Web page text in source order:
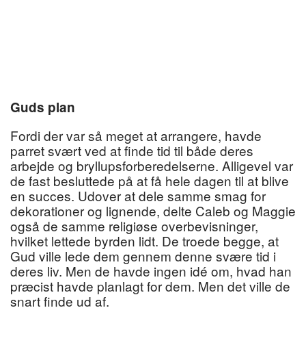
Guds plan
Fordi der var så meget at arrangere, havde
parret svært ved at finde tid til både deres
arbejde og bryllupsforberedelserne. Alligevel var
de fast besluttede på at få hele dagen til at blive
en succes. Udover at dele samme smag for
dekorationer og lignende, delte Caleb og Maggie
også de samme religiøse overbevisninger,
hvilket lettede byrden lidt. De troede begge, at
Gud ville lede dem gennem denne svære tid i
deres liv. Men de havde ingen idé om, hvad han
præcist havde planlagt for dem. Men det ville de
snart finde ud af.